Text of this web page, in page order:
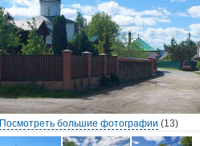
Посмотреть большие фотографии (13)